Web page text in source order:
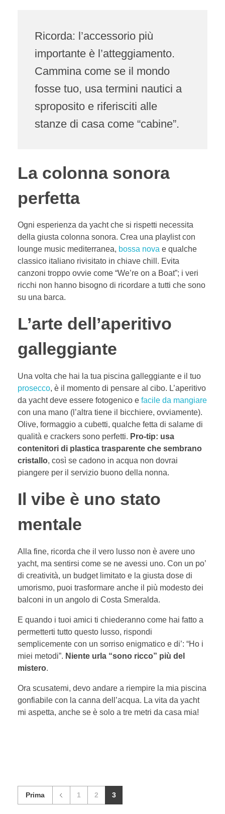
Ricorda: l’accessorio più
importante è l’atteggiamento.
Cammina come se il mondo
fosse tuo, usa termini nautici a
sproposito e riferisciti alle
stanze di casa come “cabine”.
La colonna sonora
perfetta
Ogni esperienza da yacht che si rispetti necessita
della giusta colonna sonora. Crea una playlist con
lounge music mediterranea, bossa nova e qualche
classico italiano rivisitato in chiave chill. Evita
canzoni troppo ovvie come “We’re on a Boat”; i veri
ricchi non hanno bisogno di ricordare a tutti che sono
su una barca.
L’arte dell’aperitivo
galleggiante
Una volta che hai la tua piscina galleggiante e il tuo
prosecco, è il momento di pensare al cibo. L’aperitivo
da yacht deve essere fotogenico e facile da mangiare
con una mano (l’altra tiene il bicchiere, ovviamente).
Olive, formaggio a cubetti, qualche fetta di salame di
qualità e crackers sono perfetti. Pro-tip: usa
contenitori di plastica trasparente che sembrano
cristallo, così se cadono in acqua non dovrai
piangere per il servizio buono della nonna.
Il vibe è uno stato
mentale
Alla fine, ricorda che il vero lusso non è avere uno
yacht, ma sentirsi come se ne avessi uno. Con un po’
di creatività, un budget limitato e la giusta dose di
umorismo, puoi trasformare anche il più modesto dei
balconi in un angolo di Costa Smeralda.
E quando i tuoi amici ti chiederanno come hai fatto a
permetterti tutto questo lusso, rispondi
semplicemente con un sorriso enigmatico e di’: “Ho i
miei metodi”. Niente urla “sono ricco” più del
mistero.
Ora scusatemi, devo andare a riempire la mia piscina
gonfiabile con la canna dell’acqua. La vita da yacht
mi aspetta, anche se è solo a tre metri da casa mia!
Prima 1 2 3